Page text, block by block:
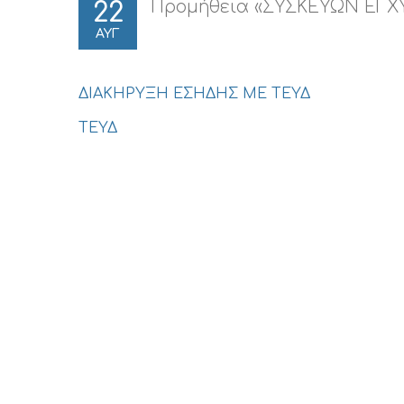
22
ΑΥΓ
Προμήθεια «ΣΥΣΚΕΥΩΝ
ΔΙΑΚΗΡΥΞΗ ΕΣΗΔΗΣ ΜΕ ΤΕΥΔ
ΤΕΥΔ